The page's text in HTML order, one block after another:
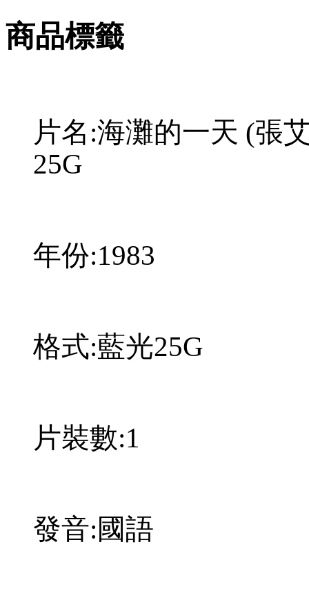
商品標籤
片名:海灘的一天 (張
25G
年份:1983
格式:藍光25G
片裝數:1
發音:國語